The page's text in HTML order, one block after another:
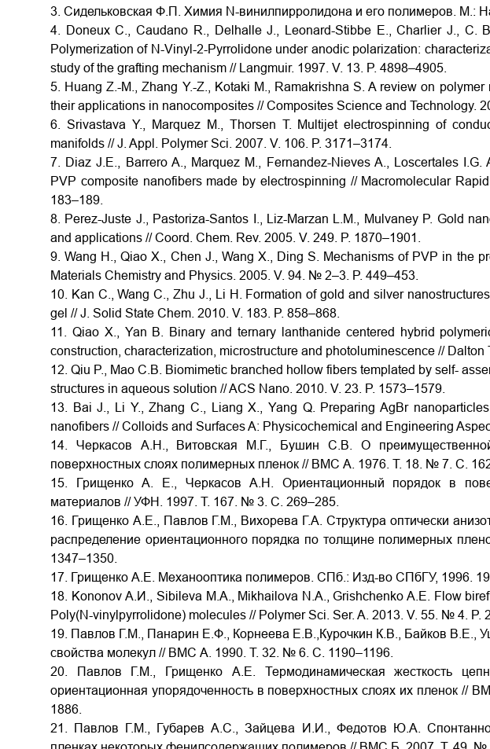
3. Сидельковская Ф.П. Химия N-винилпирролидона и его полимеров. М.:
4. Doneux C., Caudano R., Delhalle J., Leonard-Stibbe E., Charlier J., C.
Polymerization of N-Vinyl-2-Pyrrolidone under anodic polarization:
study of the grafting mechanism // Langmuir. 1997. V. 13. P. 4898–4905.
5. Huang Z.-M., Zhang Y.-Z., Kotaki M., Ramakrishna S. A review on
their applications in nanocomposites // Composites Science and Technology.
6. Srivastava Y., Marquez M., Thorsen T. Multijet electrospinning of
manifolds // J. Appl. Polymer Sci. 2007. V. 106. P. 3171–3174.
7. Diaz J.E., Barrero A., Marquez M., Fernandez-Nieves A., Loscertales I.G.
PVP composite nanofibers made by electrospinning // Macromolecular
183–189.
8. Perez-Juste J., Pastoriza-Santos I., Liz-Marzan L.M., Mulvaney P. Gold
and applications // Coord. Chem. Rev. 2005. V. 249. P. 1870–1901.
9. Wang H., Qiao X., Chen J., Wang X., Ding S. Mechanisms of PVP in the
Materials Chemistry and Physics. 2005. V. 94. № 2–3. P. 449–453.
10. Kan C., Wang C., Zhu J., Li H. Formation of gold and silver
gel // J. Solid State Chem. 2010. V. 183. P. 858–868.
11. Qiao X., Yan B. Binary and ternary lanthanide centered hybrid
construction, characterization, microstructure and photoluminescence // Dalton
12. Qiu P., Mao C.B. Biomimetic branched hollow fibers templated by self-
structures in aqueous solution // ACS Nano. 2010. V. 23. P. 1573–1579.
13. Bai J., Li Y., Zhang C., Liang X., Yang Q. Preparing AgBr
nanofibers // Colloids and Surfaces A: Physicochemical and Engineering
14. Черкасов А.Н., Витовская М.Г., Бушин С.В. О
поверхностных слоях полимерных пленок // ВМС А. 1976. Т. 18. № 7. C.
15. Грищенко А. Е., Черкасов А.Н. Ориентационный порядок в
материалов // УФН. 1997. Т. 167. № 3. С. 269–285.
16. Грищенко А.Е., Павлов Г.М., Вихорева Г.А. Структура оптически
распределение ориентационного порядка по толщине полимерных
1347–1350.
17. Грищенко А.Е. Механооптика полимеров. СПб.: Изд-во СПбГУ, 1996.
18. Kononov А.И., Sibileva M.A., Mikhailova N.A., Grishchenko A.E. Flow
Poly(N-vinylpyrrolidone) molecules // Polymer Sci. Ser. A. 2013. V. 55. № 4. P.
19. Павлов Г.М., Панарин Е.Ф., Корнеева Е.В.,Курочкин К.В., Байков В.Е.,
свойства молекул // ВМС А. 1990. Т. 32. № 6. С. 1190–1196.
20. Павлов Г.М., Грищенко А.Е. Термодинамическая жесткость
ориентационная упорядоченность в поверхностных слоях их пленок //
1886.
21. Павлов Г.М., Губарев А.С., Зайцева И.И., Федотов Ю.А.